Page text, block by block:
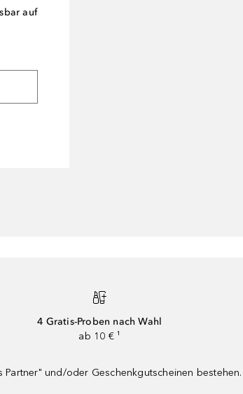
auf
4 Gratis-Proben nach Wahl
ab 10 € ¹
und/oder Geschenkgutscheinen